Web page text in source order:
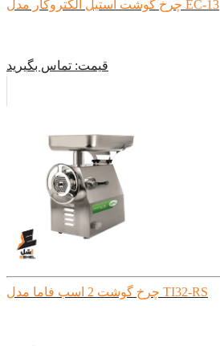
چرخ گوشت استیل الکتروکار مدل EC-13
قیمت: تماس بگیرید
چرخ گوشت 2 اسب فاما مدل TI32-RS